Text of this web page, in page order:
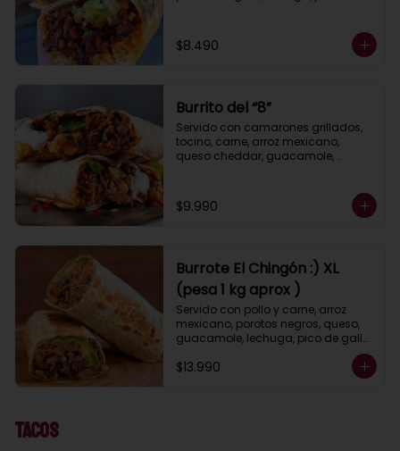
ácida).
$8.490
Burrito del “8”
Servido con camarones grillados,
tocino, carne, arroz mexicano,
queso cheddar, guacamole,
ácida).
$9.990
Burrote El Chingón :) XL
(pesa 1 kg aprox )
Servido con pollo y carne, arroz
mexicano, porotos negros, queso,
guacamole, lechuga, pico de gallo,
pimiento y cebolla asados, salsa
ranch (crema ácida).
$13.990
Tacos